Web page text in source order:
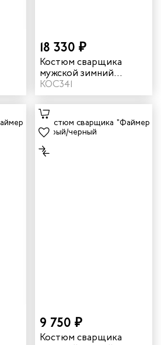
18 330 ₽
Костюм сварщика
мужской зимний
"Файмер 1" цвет серый/
черный
КОС341
9 750 ₽
Костюм сварщика